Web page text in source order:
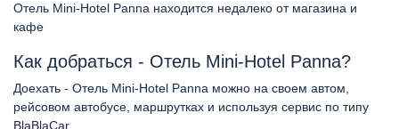
Отель Mini-Hotel Panna находится недалеко от магазина и
кафе
Как добраться - Отель Mini-Hotel Panna?
Доехать - Отель Mini-Hotel Panna можно на своем автом,
рейсовом автобусе, маршрутках и используя сервис по типу
BlaBlaCar